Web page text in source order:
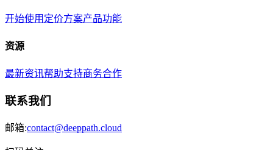
开始使用 定价方案产品功能
资源
最新资讯帮助支持商务合作
联系我们
邮箱:contact@deeppath.cloud